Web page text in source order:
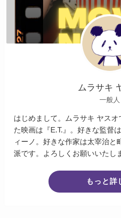
ムラサキ
一般人
はじめまして。ムラサキ ヤス
た映画は『E.T.』。好きな監督
ィーノ。好きな作家は太宰治と
派です。よろしくお願いいたし
もっと詳